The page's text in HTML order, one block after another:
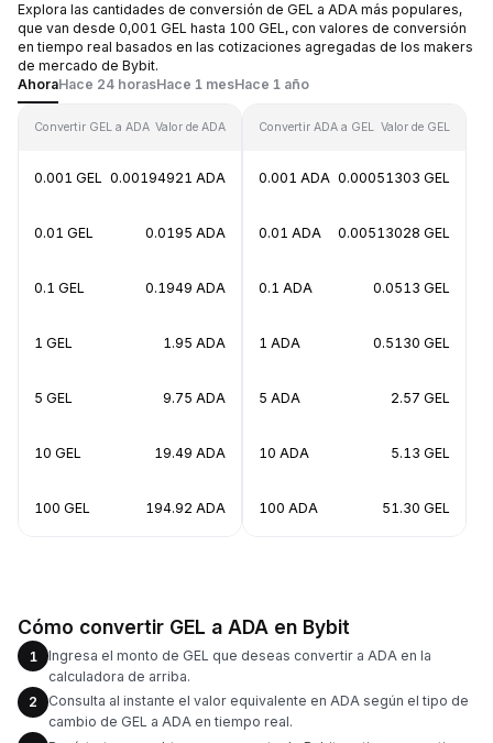
Explora las cantidades de conversión de GEL a ADA más populares,
que van desde 0,001 GEL hasta 100 GEL, con valores de conversión
en tiempo real basados en las cotizaciones agregadas de los makers
de mercado de Bybit.
AhoraHace 24 horasHace 1 mesHace 1 año
Convertir GEL a ADA Valor de ADA
0.001 GEL 0.00194921 ADA
0.01 GEL 0.0195 ADA
0.1 GEL 0.1949 ADA
1 GEL 1.95 ADA
5 GEL 9.75 ADA
10 GEL 19.49 ADA
100 GEL 194.92 ADA
Convertir ADA a GEL Valor de GEL
0.001 ADA 0.00051303 GEL
0.01 ADA 0.00513028 GEL
0.1 ADA 0.0513 GEL
1 ADA 0.5130 GEL
5 ADA 2.57 GEL
10 ADA 5.13 GEL
100 ADA 51.30 GEL
Cómo convertir GEL a ADA en Bybit
1
Ingresa el monto de GEL que deseas convertir a ADA en la
calculadora de arriba.
2
Consulta al instante el valor equivalente en ADA según el tipo de
cambio de GEL a ADA en tiempo real.